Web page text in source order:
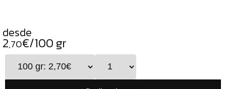
INFUSIONES
LEGUMBRES
SEMILLAS
desde
2,70€/100 gr